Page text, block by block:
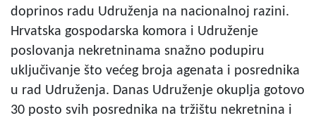
doprinos radu Udruženja na nacionalnoj razini.
Hrvatska gospodarska komora i Udruženje
poslovanja nekretninama snažno podupiru
uključivanje što većeg broja agenata i posrednika
u rad Udruženja. Danas Udruženje okuplja gotovo
30 posto svih posrednika na tržištu nekretnina i